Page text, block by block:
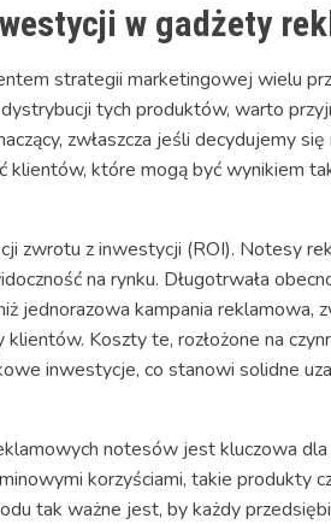
w gadżety
strategii marketingowej wielu
tych produktów, warto
zwłaszcza jeśli decydujemy
klientów, które mogą być wynikiem
zwrotu z inwestycji (ROI). Notesy
na rynku. Długotrwała
kampania reklamowa,
Koszty te, rozłożone na
inwestycje, co stanowi solidne
notesów jest kluczowa
korzyściami, takie produkty
tak ważne jest, by każdy